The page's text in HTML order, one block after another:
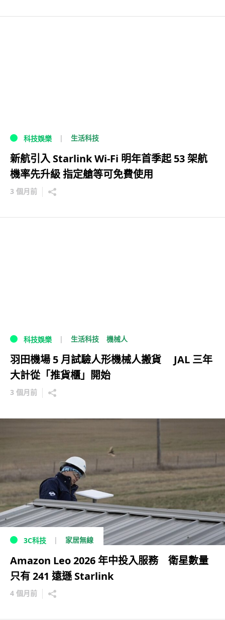
科技娛樂 生活科技
新航引入 Starlink Wi-Fi 明年首季起 53 架航
機率先升級 指定艙等可免費使用
3 個月前
科技娛樂 生活科技 機械人
羽田機場 5 月試驗人形機械人搬貨 JAL 三年
大計從「推貨櫃」開始
3 個月前
3C科技 家居無線
Amazon Leo 2026 年中投入服務 衛星數量
只有 241 遠遜 Starlink
4 個月前